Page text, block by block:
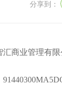
分享到：
商业管理有限